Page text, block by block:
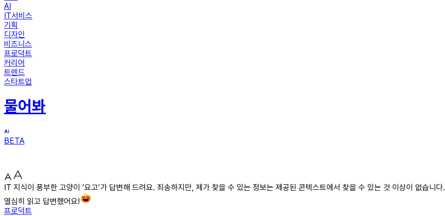
AI
IT서비스
기획
디자인
비즈니스
프로덕트
커리어
트렌드
스타트업
물어봐
BETA
IT 지식이 풍부한 고양이 ‘요고’가 답변해 드려요. 죄송하지만, 제가 찾을 수 있는 정보는 제공된 콘텍스트에서 찾을 수 있는 것 이상이 없습니다.
열심히 읽고 답변했어요!
프로덕트